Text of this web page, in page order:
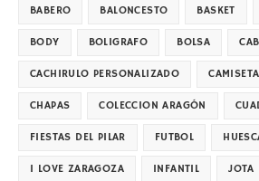
BABERO BALONCESTO BASKET
BODY BOLIGRAFO BOLSA
CACHIRULO PERSONALIZADO CAMISETA
CHAPAS COLECCION ARAGÓN
FIESTAS DEL PILAR FUTBOL
I LOVE ZARAGOZA INFANTIL JOTA